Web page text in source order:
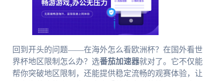
回到开头的问题——在海外怎么看欧洲杯？在国外看世
界杯地区限制怎么办？选番茄加速器就对了。它不仅能
帮你突破地区限制，还能提供稳定流畅的观赛体验，让